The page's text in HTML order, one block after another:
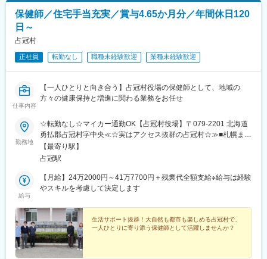
保健師／住宅手当充実／賞与4.65か月分／年間休日120
日～
占冠村
正社員 転勤なし 職種未経験歓迎 業種未経験歓迎
仕事内容
【一人ひとりと向き合う】占冠村役場の保健師として、地域の
方々の健康保持と増進に関わる業務をお任せ
勤務地
☆転勤なし☆マイカー通勤OK【占冠村役場】〒079-2201 北海道
勇払郡占冠村字中央≪☆実はアクセス抜群の占冠村☆≫■札幌まで
車で1時間半程度■旭川まで車で約2時間程度■帯広・富良野まで車
で約1時間程度☆村内には診療所やコンビニ、商店、飲食店などが
い物をしたい場合でも、都市部へアクセスしやすいため安心で
す。
【最寄り駅】
占冠駅
給与
【月給】24万2000円～41万7700円＋残業代全額支給※給与は経験
やスキルを考慮して決定します
生活サポート抜群！大自然も都市も楽しめる占冠村で、
一人ひとりに寄り添う保健師として活躍しませんか？